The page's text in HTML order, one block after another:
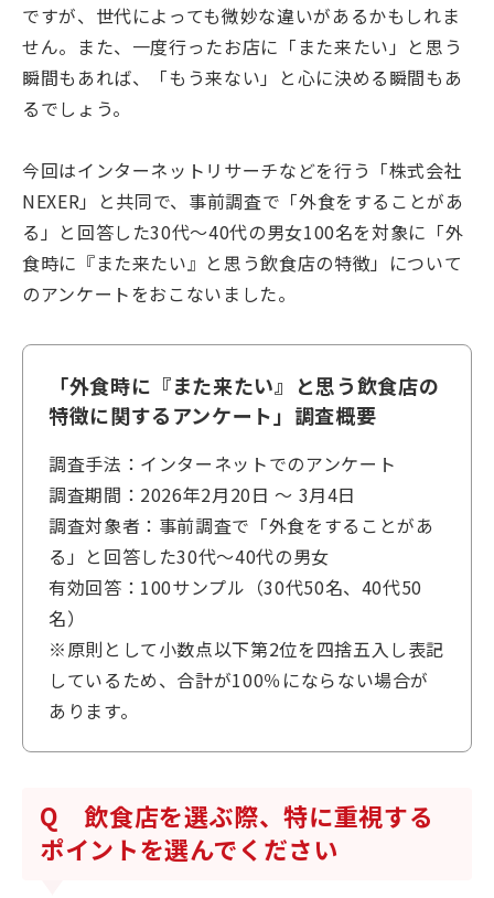
ですが、世代によっても微妙な違いがあるかもしれま
せん。また、一度行ったお店に「また来たい」と思う
瞬間もあれば、「もう来ない」と心に決める瞬間もあ
るでしょう。
今回はインターネットリサーチなどを行う「株式会社
NEXER」と共同で、事前調査で「外食をすることがあ
る」と回答した30代～40代の男女100名を対象に「外
食時に『また来たい』と思う飲食店の特徴」について
のアンケートをおこないました。
「外食時に『また来たい』と思う飲食店の
特徴に関するアンケート」調査概要
調査手法：インターネットでのアンケート
調査期間：2026年2月20日 ～ 3月4日
調査対象者：事前調査で「外食をすることがあ
る」と回答した30代～40代の男女
有効回答：100サンプル（30代50名、40代50
名）
※原則として小数点以下第2位を四捨五入し表記
しているため、合計が100％にならない場合が
あります。
Q 飲食店を選ぶ際、特に重視する
ポイントを選んでください